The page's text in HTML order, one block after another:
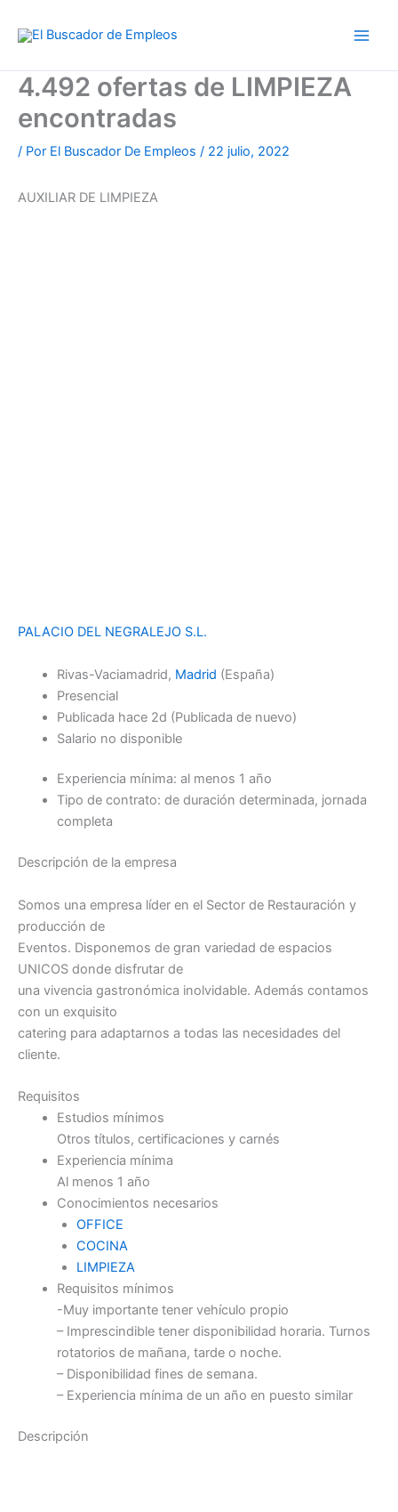
4.492 ofertas de LIMPIEZA
encontradas
/ Por El Buscador De Empleos / 22 julio, 2022
AUXILIAR DE LIMPIEZA
PALACIO DEL NEGRALEJO S.L.
Rivas-Vaciamadrid, Madrid (España)
Presencial
Publicada hace 2d (Publicada de nuevo)
Salario no disponible
Experiencia mínima: al menos 1 año
Tipo de contrato: de duración determinada, jornada
completa
Descripción de la empresa
Somos una empresa líder en el Sector de Restauración y
producción de
Eventos. Disponemos de gran variedad de espacios
UNICOS donde disfrutar de
una vivencia gastronómica inolvidable. Además contamos
con un exquisito
catering para adaptarnos a todas las necesidades del
cliente.
Requisitos
Estudios mínimos
Otros títulos, certificaciones y carnés
Experiencia mínima
Al menos 1 año
Conocimientos necesarios
OFFICE
COCINA
LIMPIEZA
Requisitos mínimos
-Muy importante tener vehículo propio
– Imprescindible tener disponibilidad horaria. Turnos
rotatorios de mañana, tarde o noche.
– Disponibilidad fines de semana.
– Experiencia mínima de un año en puesto similar
Descripción